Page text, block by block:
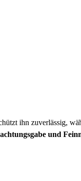
ihn zuverlässig,
und